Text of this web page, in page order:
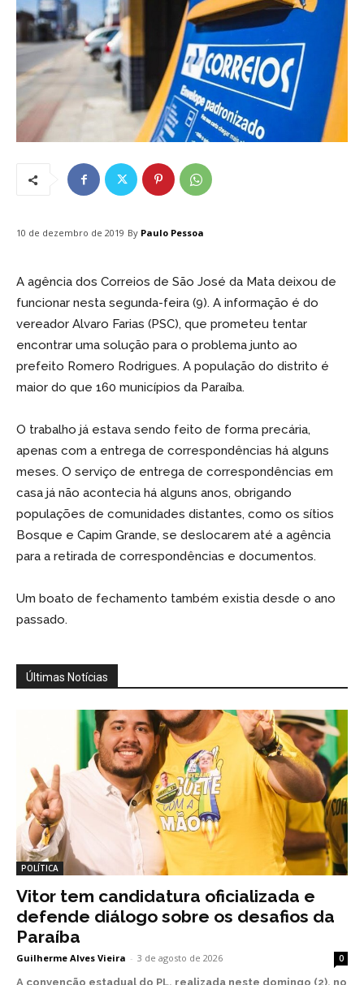
10 de dezembro de 2019 By Paulo Pessoa
A agência dos Correios de São José da Mata deixou de
funcionar nesta segunda-feira (9). A informação é do
vereador Alvaro Farias (PSC), que prometeu tentar
encontrar uma solução para o problema junto ao
prefeito Romero Rodrigues. A população do distrito é
maior do que 160 municípios da Paraíba.
O trabalho já estava sendo feito de forma precária,
apenas com a entrega de correspondências há alguns
meses. O serviço de entrega de correspondências em
casa já não acontecia há alguns anos, obrigando
populações de comunidades distantes, como os sítios
Bosque e Capim Grande, se deslocarem até a agência
para a retirada de correspondências e documentos.
Um boato de fechamento também existia desde o ano
passado.
Últimas Notícias
POLÍTICA
Vitor tem candidatura oficializada e
defende diálogo sobre os desafios da
Paraíba
Guilherme Alves Vieira - 3 de agosto de 2026 0
A convenção estadual do PL, realizada neste domingo (2), no